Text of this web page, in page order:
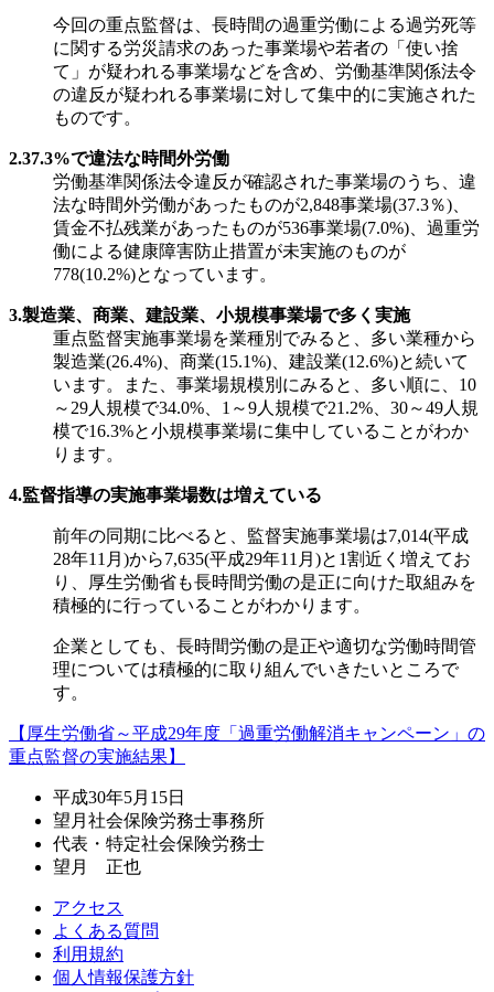
今回の重点監督は、長時間の過重労働による過労死等
に関する労災請求のあった事業場や若者の「使い捨
て」が疑われる事業場などを含め、労働基準関係法令
の違反が疑われる事業場に対して集中的に実施された
ものです。
2.37.3%で違法な時間外労働
労働基準関係法令違反が確認された事業場のうち、違
法な時間外労働があったものが2,848事業場(37.3％)、
賃金不払残業があったものが536事業場(7.0%)、過重労
働による健康障害防止措置が未実施のものが
778(10.2%)となっています。
3.製造業、商業、建設業、小規模事業場で多く実施
重点監督実施事業場を業種別でみると、多い業種から
製造業(26.4%)、商業(15.1%)、建設業(12.6%)と続いて
います。また、事業場規模別にみると、多い順に、10
～29人規模で34.0%、1～9人規模で21.2%、30～49人規
模で16.3%と小規模事業場に集中していることがわか
ります。
4.監督指導の実施事業場数は増えている
前年の同期に比べると、監督実施事業場は7,014(平成
28年11月)から7,635(平成29年11月)と1割近く増えてお
り、厚生労働省も長時間労働の是正に向けた取組みを
積極的に行っていることがわかります。
企業としても、長時間労働の是正や適切な労働時間管
理については積極的に取り組んでいきたいところで
す。
【厚生労働省～平成29年度「過重労働解消キャンペーン」の
重点監督の実施結果】
平成30年5月15日
望月社会保険労務士事務所
代表・特定社会保険労務士
望月 正也
アクセス
よくある質問
利用規約
個人情報保護方針